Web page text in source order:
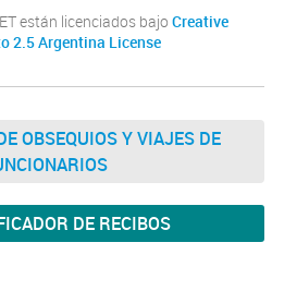
están licenciados bajo Creative
2.5 Argentina License
OBSEQUIOS Y VIAJES DE
DE RECIBOS